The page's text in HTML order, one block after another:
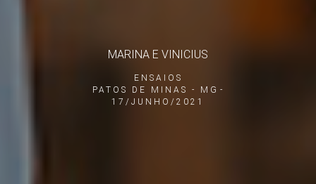
ENSAIOS
PATOS DE MINAS - MG
17/JUNHO/2021
MARINA E VINICIUS